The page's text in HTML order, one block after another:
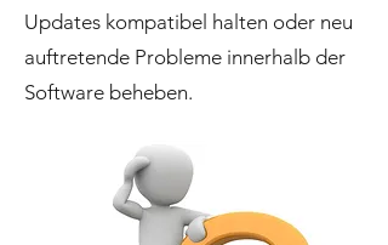
Updates kompatibel halten oder neu
auftretende Probleme innerhalb der
Software beheben.